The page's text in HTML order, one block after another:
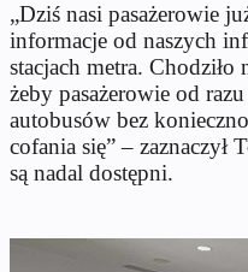
„Dziś nasi pasażerowie
informacje od naszych
stacjach metra.
żeby pasażerowie od
autobusów bez
cofania się” – zaznaczył
są nadal dostępni.